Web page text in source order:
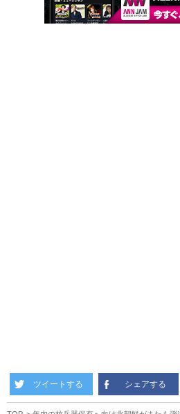
ツイートする シェアする